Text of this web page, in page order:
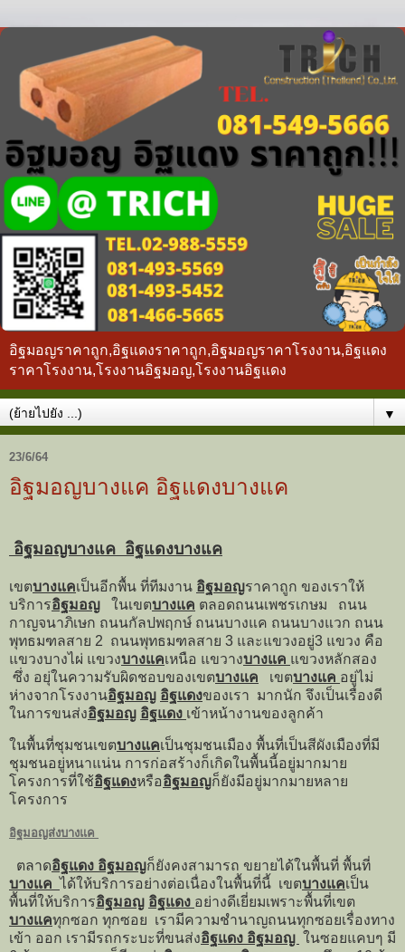
อิฐมอญราคาถูก,อิฐแดงราคาถูก,อิฐมอญราคาโรงงาน,อิฐแดง
ราคาโรงงาน,โรงงานอิฐมอญ,โรงงานอิฐแดง
▼
23/6/64
อิฐมอญบางแค อิฐแดงบางแค
อิฐมอญบางแค อิฐแดงบางแค
เขตบางแคเป็นอีกพื้น ที่ทีมงาน อิฐมอญราคาถูก ของเราให้
บริการอิฐมอญ ในเขตบางแค ตลอดถนนเพชรเกษม ถนน
กาญจนาภิเษก ถนนกัลปพฤกษ์ ถนนบางแค ถนนบางแวก ถนน
พุทธมฑลสาย 2 ถนนพุทธมฑลสาย 3 และแขวงอยู่3 แขวง คือ
แขวงบางไผ่ แขวงบางแคเหนือ แขวางบางแค แขวงหลักสอง
ซึ่ง อยุ่ในความรับผิดชอบของเขตบางแค เขตบางแค อยู่ไม่
ห่างจากโรงงานอิฐมอญ อิฐแดงของเรา มากนัก จึงเป็นเรื่องดี
ในการขนส่งอิฐมอญ อิฐแดง เข้าหน้างานของลูกค้า
ในพื้นที่ชุมชนเขตบางแคเป็นชุมชนเมือง พื้นที่เป็นสีผังเมืองที่มี
ชุมชนอยู่หนาแน่น การก่อสร้างก็เกิดในพื้นนี้อยู่มากมาย
โครงการที่ใช้อิฐแดงหรืออิฐมอญก็ยังมีอยู่มากมายหลาย
โครงการ
อิฐมอญส่งบางแค
ตลาดอิฐแดง อิฐมอญก็ยังคงสามารถ ขยายได้ในพื้นที่ พื้นที่
บางแคได้ให้บริการอย่างต่อเนื่องในพื้นที่นี้ เขตบางแคเป็น
พื้นที่ให้บริการอิฐมอญ อิฐแดง อย่างดีเยี่ยมเพราะพื้นที่เขต
บางแคทุกซอก ทุกซอย เรามีความชำนาญถนนทุกซอยเรื่องทาง
เข้า ออก เรามีรถกระบะที่ขนส่งอิฐแดง อิฐมอญ ในซอยแคบๆ มี